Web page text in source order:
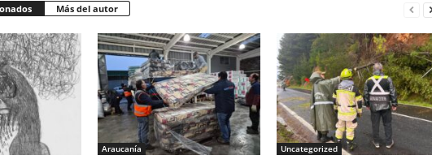
Más del autor
Araucanía Uncategorized